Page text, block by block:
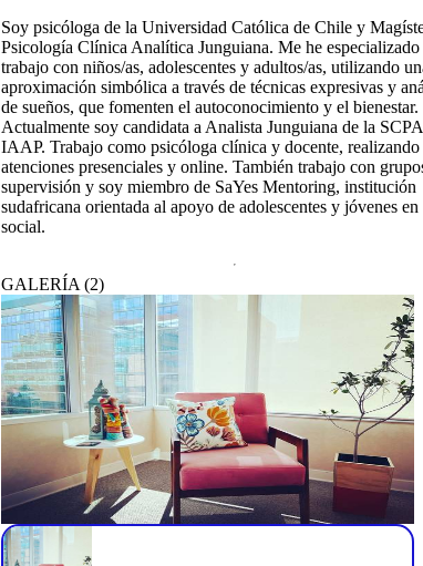
Soy psicóloga de la Universidad Católica de Chile y
Psicología Clínica Analítica Junguiana. Me he especializado
trabajo con niños/as, adolescentes y adultos/as, utilizando
aproximación simbólica a través de técnicas expresivas y
de sueños, que fomenten el autoconocimiento y el bienestar.
Actualmente soy candidata a Analista Junguiana de la
IAAP. Trabajo como psicóloga clínica y docente, realizando
atenciones presenciales y online. También trabajo con
supervisión y soy miembro de SaYes Mentoring, institución
sudafricana orientada al apoyo de adolescentes y jóvenes en
social.
GALERÍA (2)